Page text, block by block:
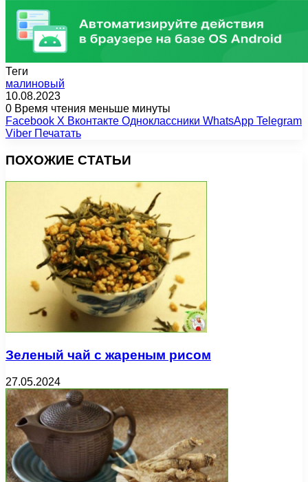
Теги
малиновый
10.08.2023
0 Время чтения меньше минуты
Facebook X Вконтакте Одноклассники WhatsApp Telegram
Viber Печатать
ПОХОЖИЕ СТАТЬИ
Зеленый чай с жареным рисом
27.05.2024